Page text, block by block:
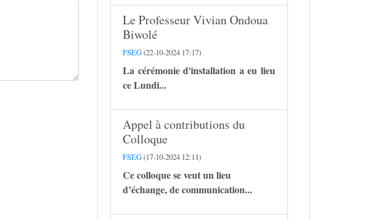
Le Professeur Vivian Ondoua
Biwolé
FSEG(22-10-2024 17:17)
La cérémonie d'installation a eu lieu
ce Lundi...
Appel à contributions du
Colloque
FSEG(17-10-2024 12:11)
Ce colloque se veut un lieu
d’échange, de communication...